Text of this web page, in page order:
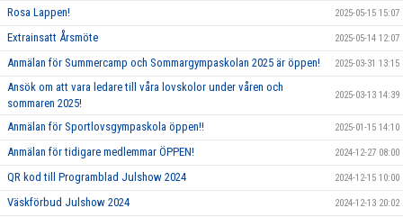
Rosa Lappen! 2025-05-15 15:07
Extrainsatt Årsmöte 2025-05-14 12:07
Anmälan för Summercamp och Sommargympaskolan 2025 är öppen! 2025-03-31 13:15
Ansök om att vara ledare till våra lovskolor under våren och
sommaren 2025!
2025-03-13 14:39
Anmälan för Sportlovsgympaskola öppen!! 2025-01-15 14:10
Anmälan för tidigare medlemmar ÖPPEN! 2024-12-27 08:00
QR kod till Programblad Julshow 2024 2024-12-15 10:00
Väskförbud Julshow 2024 2024-12-13 20:02